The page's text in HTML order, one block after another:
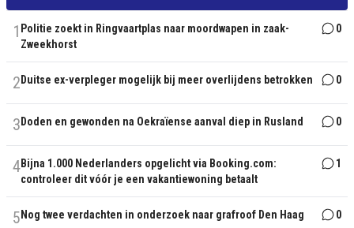
1 Politie zoekt in Ringvaartplas naar moordwapen in zaak-
Zweekhorst
0
2 Duitse ex-verpleger mogelijk bij meer overlijdens betrokken 0
3 Doden en gewonden na Oekraïense aanval diep in Rusland 0
4Bijna 1.000 Nederlanders opgelicht via Booking.com:
controleer dit vóór je een vakantiewoning betaalt
1
5 Nog twee verdachten in onderzoek naar grafroof Den Haag 0